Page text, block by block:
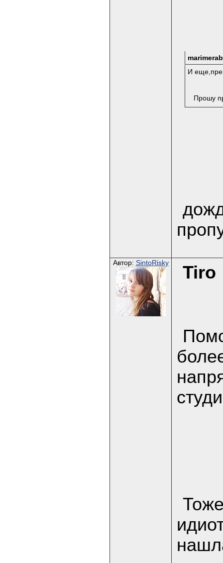
И еще,пре
Прошу
Автор: SintoRisky Tiro